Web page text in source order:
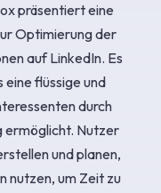
präsentiert eine
Optimierung der
auf LinkedIn. Es
flüssige und
durch
ermöglicht. Nutzer
und planen,
nutzen, um Zeit zu